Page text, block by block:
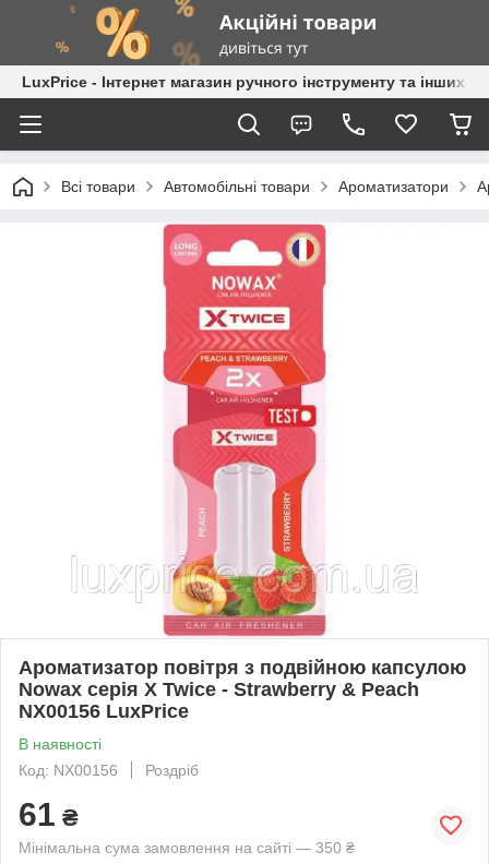
LuxPrice - Інтернет магазин ручного інструменту та інших
Всі товари Автомобільні товари Ароматизатори
Ароматизатор повітря з подвійною капсулою
Nowax серія X Twice - Strawberry & Peach
NX00156 LuxPrice
В наявності
Код: NX00156
Роздріб
61 ₴
Мінімальна сума замовлення на сайті — 350 ₴